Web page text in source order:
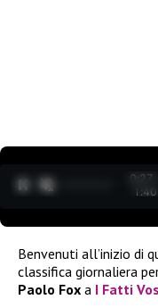
0:27
1:40
Benvenuti all’inizio di
classifica giornaliera
Paolo Fox a I Fatti